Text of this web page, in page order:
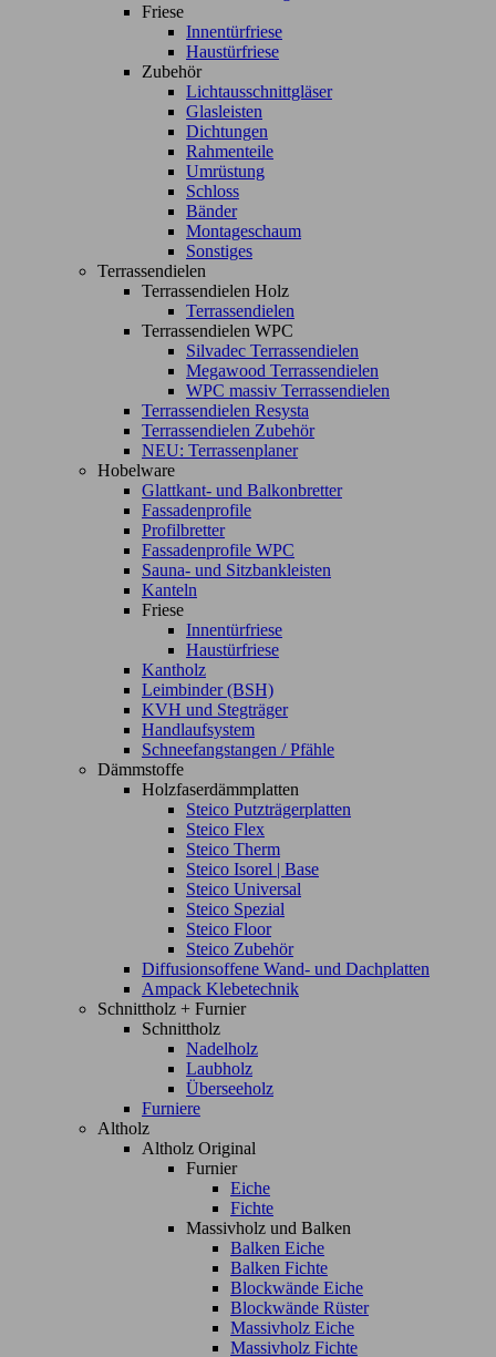
Friese
Innentürfriese
Haustürfriese
Zubehör
Lichtausschnittgläser
Glasleisten
Dichtungen
Rahmenteile
Umrüstung
Schloss
Bänder
Montageschaum
Sonstiges
Terrassendielen
Terrassendielen Holz
Terrassendielen
Terrassendielen WPC
Silvadec Terrassendielen
Megawood Terrassendielen
WPC massiv Terrassendielen
Terrassendielen Resysta
Terrassendielen Zubehör
NEU: Terrassenplaner
Hobelware
Glattkant- und Balkonbretter
Fassadenprofile
Profilbretter
Fassadenprofile WPC
Sauna- und Sitzbankleisten
Kanteln
Friese
Innentürfriese
Haustürfriese
Kantholz
Leimbinder (BSH)
KVH und Stegträger
Handlaufsystem
Schneefangstangen / Pfähle
Dämmstoffe
Holzfaserdämmplatten
Steico Putzträgerplatten
Steico Flex
Steico Therm
Steico Isorel | Base
Steico Universal
Steico Spezial
Steico Floor
Steico Zubehör
Diffusionsoffene Wand- und Dachplatten
Ampack Klebetechnik
Schnittholz + Furnier
Schnittholz
Nadelholz
Laubholz
Überseeholz
Furniere
Altholz
Altholz Original
Furnier
Eiche
Fichte
Massivholz und Balken
Balken Eiche
Balken Fichte
Blockwände Eiche
Blockwände Rüster
Massivholz Eiche
Massivholz Fichte